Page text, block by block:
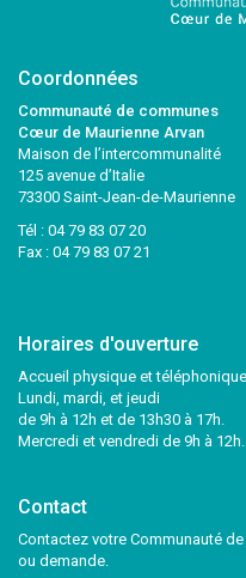
Coordonnées
Communauté de communes
Cœur de Maurienne Arvan
Maison de l’intercommunalité
125 avenue d’Italie
73300 Saint-Jean-de-Maurienne
Tél : 04 79 83 07 20
Fax : 04 79 83 07 21
Horaires d'ouverture
Accueil physique et
Lundi, mardi, et jeudi
de 9h à 12h et de 13h30 à 17h.
Mercredi et vendredi de 9h à 12h.
Contact
Contactez votre Communauté
ou demande.